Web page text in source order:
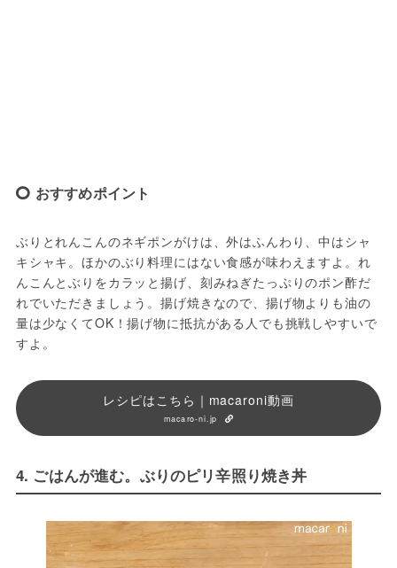
おすすめポイント
ぶりとれんこんのネギポンがけは、外はふんわり、中はシャ
キシャキ。ほかのぶり料理にはない食感が味わえますよ。れ
んこんとぶりをカラッと揚げ、刻みねぎたっぷりのポン酢だ
れでいただきましょう。揚げ焼きなので、揚げ物よりも油の
量は少なくてOK！揚げ物に抵抗がある人でも挑戦しやすいで
すよ。
レシピはこちら｜macaroni動画
macaro-ni.jp
4. ごはんが進む。ぶりのピリ辛照り焼き丼